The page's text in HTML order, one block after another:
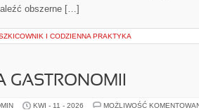
obszerne […]
I CODZIENNA PRAKTYKA
GASTRONOMII
KWI - 11 - 2026 MOŻLIWOŚĆ